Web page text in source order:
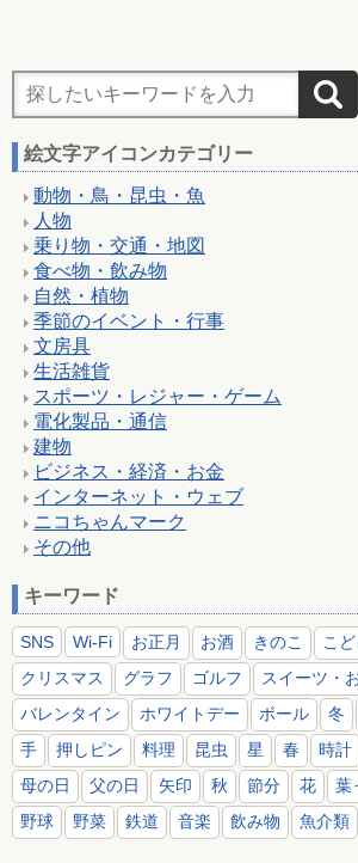
絵文字アイコンカテゴリー
動物・鳥・昆虫・魚
人物
乗り物・交通・地図
食べ物・飲み物
自然・植物
季節のイベント・行事
文房具
生活雑貨
スポーツ・レジャー・ゲーム
電化製品・通信
建物
ビジネス・経済・お金
インターネット・ウェブ
ニコちゃんマーク
その他
キーワード
SNS Wi-Fi お正月 お酒 きのこ こ
クリスマス
グラフ ゴルフ スイーツ・
バレンタイン
ホワイトデー ボール 冬
手
押しピン 料理 昆虫 星 春 時計
母の日
父の日 矢印 秋 節分 花 葉
野球
野菜 鉄道 音楽 飲み物 魚介類